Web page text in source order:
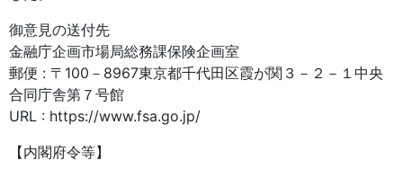
御意見の送付先
金融庁企画市場局総務課保険企画室
郵便 : 〒100－8967東京都千代田区霞が関３－２－１中央
合同庁舎第７号館
URL : https://www.fsa.go.jp/
【内閣府令等】